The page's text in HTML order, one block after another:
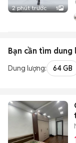
2 phút trước 1
Bạn cần tìm dung
Dung lượng: 64 GB